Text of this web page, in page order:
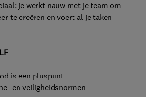
je werkt nauw met je team om
te creëren en voert al je taken
is een pluspunt
en veiligheidsnormen